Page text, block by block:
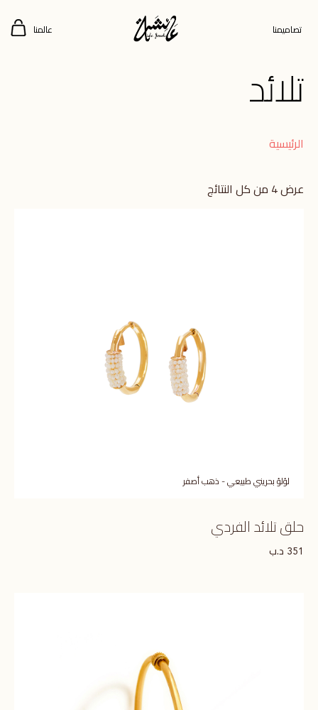
تصاميمنا عالمنا
تلائد
الرئيسية
عرض ⁦4⁩ من كل النتائج
لؤلؤ بحريني طبيعي - ذهب أصفر
حلق تلائد الفردي
351 د.ب